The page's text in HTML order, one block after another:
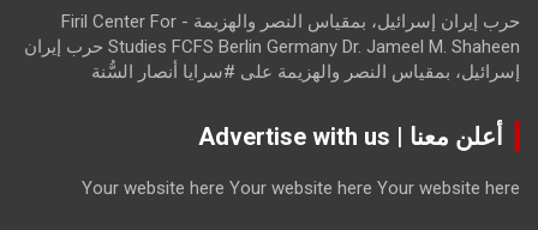
حرب إيران إسرائيل، بمقياس النصر والهزيمة - Firil Center For
Studies FCFS Berlin Germany Dr. Jameel M. Shaheen حرب إيران
إسرائيل، بمقياس النصر والهزيمة على #سرايا أنصار السُّنة
أعلن معنا | Advertise with us
Your website here Your website here Your website here